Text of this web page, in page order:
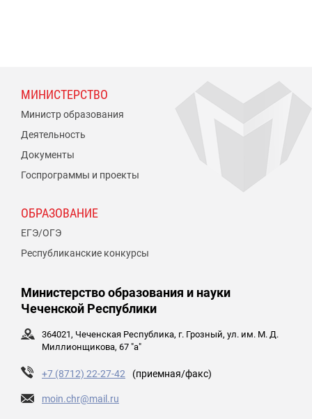
МИНИСТЕРСТВО
Министр образования
Деятельность
Документы
Госпрограммы и проекты
ОБРАЗОВАНИЕ
ЕГЭ/ОГЭ
Республиканские конкурсы
Министерство образования и науки
Чеченской Республики
364021, Чеченская Республика, г. Грозный, ул. им. М. Д.
Миллионщикова, 67 "а"
+7 (8712) 22-27-42 (приемная/факс)
moin.chr@mail.ru